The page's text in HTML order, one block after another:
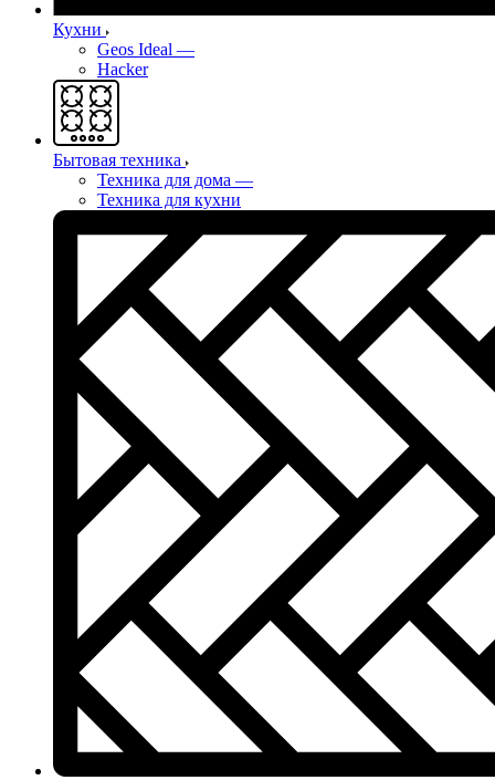
Кухни
Geos Ideal —
Hacker
Бытовая техника
Техника для дома —
Техника для кухни